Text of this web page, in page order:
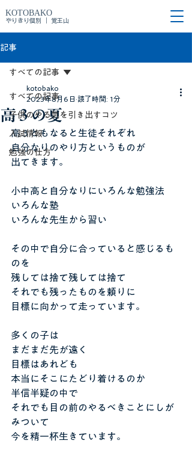
KOTOBAKO
やりきり個別 ｜ 覚王山
記事
すべての記事
子供のやる気を引き出すコツ
入試情報
勉強の仕方
すべての記事
高３の夏
kotobako
2023年8月6日 読了時間: 1分
高３ともなると生徒それぞれ
自分なりのやり方というものが
出てきます。
小中高と自分なりにいろんな勉強法
いろんな塾
いろんな先生から習い
その中で自分に合っていると感じるも
のを
残しては捨て残しては捨て
それでも残ったものを頼りに
目標に向かって走っています。
多くの子は
まだまだ先が遠く
目標はあれども
本当にそこにたどり着けるのか
半信半疑の中で
それでも目の前のやるべきことにしが
みついて
今を精一杯生きています。